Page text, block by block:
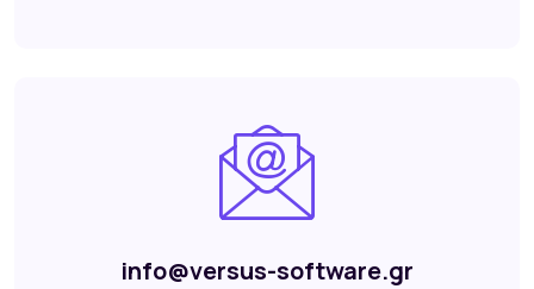
info@versus-software.gr